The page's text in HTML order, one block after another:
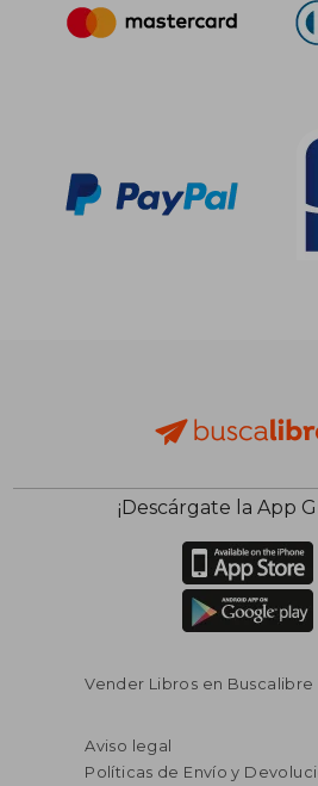
¡Descárgate la App
Vender Libros en Buscalibre
Aviso legal
Políticas de Envío y